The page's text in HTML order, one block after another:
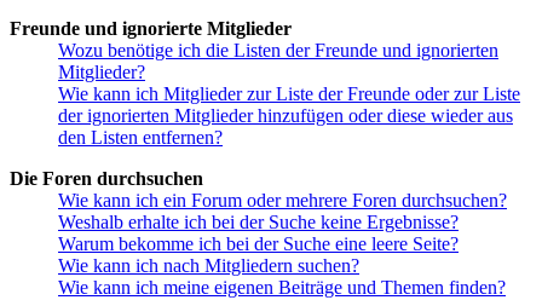
Freunde und ignorierte Mitglieder
Wozu benötige ich die Listen der Freunde und ignorierten
Mitglieder?
Wie kann ich Mitglieder zur Liste der Freunde oder zur Liste
der ignorierten Mitglieder hinzufügen oder diese wieder aus
den Listen entfernen?
Die Foren durchsuchen
Wie kann ich ein Forum oder mehrere Foren durchsuchen?
Weshalb erhalte ich bei der Suche keine Ergebnisse?
Warum bekomme ich bei der Suche eine leere Seite?
Wie kann ich nach Mitgliedern suchen?
Wie kann ich meine eigenen Beiträge und Themen finden?